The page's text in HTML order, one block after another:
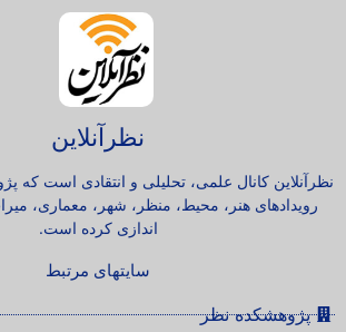
نظرآنلاین
نظرآنلاین کانال علمی، تحلیلی و انتقادی است که
رویدادهای هنر، محیط، منظر، شهر، معماری،
اندازی کرده است.
سایتهای مرتبط
پژوهشکده نظر